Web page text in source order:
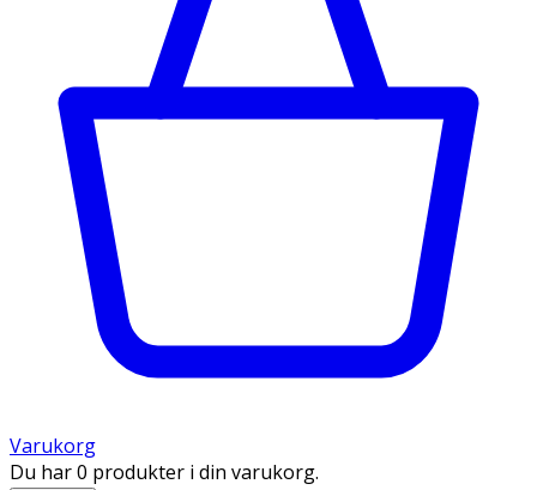
Varukorg
Du har 0 produkter i din varukorg.